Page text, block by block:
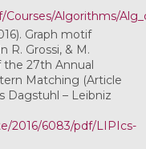
Algorithms/
Graph motif
R. Grossi, & M.
the 27th Annual
Matching (Article
Dagstuhl – Leibniz
2016/6083/pdf/LIPIcs-